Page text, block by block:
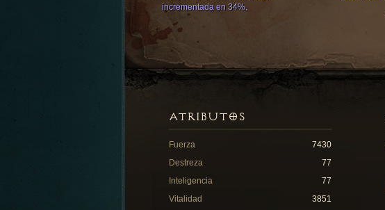
incrementada en 34%.
ATRIBUTOS
Fuerza
7430
Destreza
77
Inteligencia
77
Vitalidad
3851